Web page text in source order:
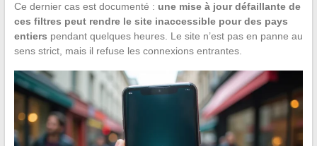
Ce dernier cas est documenté : une mise à jour défaillante de
ces filtres peut rendre le site inaccessible pour des pays
entiers pendant quelques heures. Le site n’est pas en panne au
sens strict, mais il refuse les connexions entrantes.